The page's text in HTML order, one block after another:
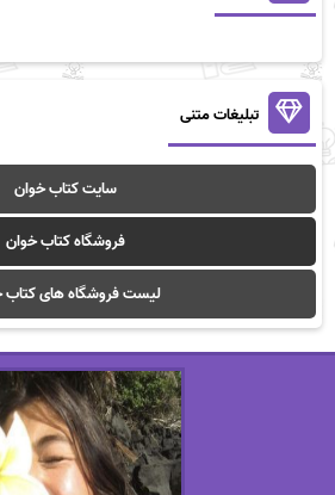
تبلیغات متنی
سایت کتاب خوان
فروشگاه کتاب خوان
لیست فروشگاه های کتاب